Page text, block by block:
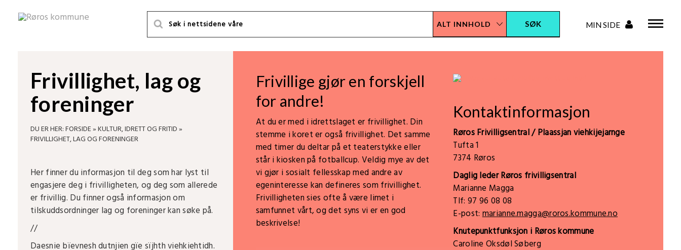
Frivillighet, lag og
foreninger
DU ER HER:FORSIDE»KULTUR, IDRETT OG FRITID»
FRIVILLIGHET, LAG OG FORENINGER
Her finner du informasjon til deg som har lyst til
engasjere deg i frivilligheten, og deg som allerede
er frivillig. Du finner også informasjon om
tilskuddsordninger lag og foreninger kan søke på.
//
Daesnie bïevnesh dutnjien gïe sïjhth viehkiehtidh.
Frivillige gjør en forskjell
for andre!
At du er med i idrettslaget er frivillighet. Din
stemme i koret er også frivillighet. Det samme
med timer du deltar på et teaterstykke eller
står i kiosken på fotballcup. Veldig mye av det
vi gjør i sosialt fellesskap med andre av
egeninteresse kan defineres som frivillighet.
Frivilligheten sies ofte å være limet i
samfunnet vårt, og det syns vi er en god
beskrivelse!
Kontaktinformasjon
Røros Frivilligsentral / Plaassjan viehkijejarnge
Tufta 1
7374 Røros
Daglig leder Røros frivilligsentral
Marianne Magga
Tlf: 97 96 08 08
E-post:marianne.magga@roros.kommune.no
Knutepunktfunksjon i Røros kommune
Caroline Oksdøl Søberg